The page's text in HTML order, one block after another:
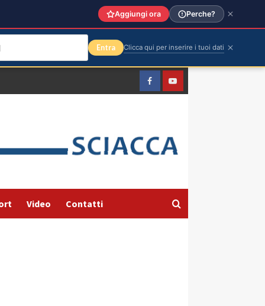
FacebookYountube
Video Contatti
Aggiungi ora Perche?
Entra Clicca qui per inserire i tuoi dati